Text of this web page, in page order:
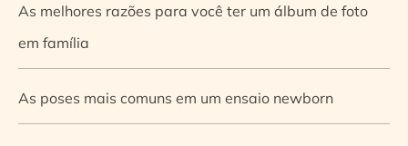
As melhores razões para você ter um álbum de foto
em família
As poses mais comuns em um ensaio newborn